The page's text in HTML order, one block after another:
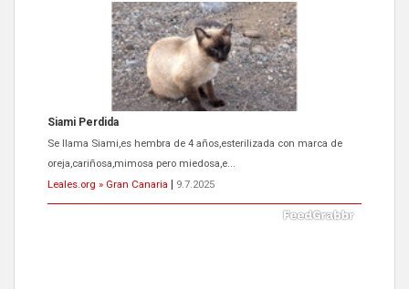
ADOPCIÓN URGENTE GATA TEROR GRAN CANARIA
El ayuntamiento se va a llevar a Los Gatos callejeros de la zona los
próximos días, ella incluida...
Leales.org » Gran Canaria
9.7.2025